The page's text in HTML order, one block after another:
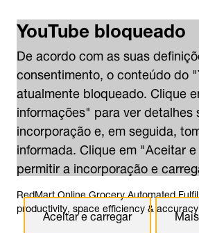
YouTube bloqueado
De acordo com as suas
consentimento, o conteúdo do
atualmente bloqueado. Clique
informações" para ver detalhes
incorporação e, em seguida,
informada. Clique em "Aceitar
permitir a incorporação e
Aceitar e carregar
RedMart Online Grocery Automated
productivity, space efficiency & accuracy